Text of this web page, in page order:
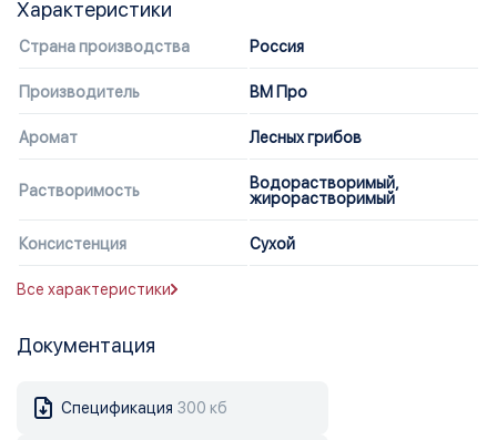
Характеристики
Страна производства Россия
Производитель ВМ Про
Аромат Лесных грибов
Растворимость
Водорастворимый,
жирорастворимый
Консистенция Сухой
Все характеристики
Документация
Спецификация 300 кб